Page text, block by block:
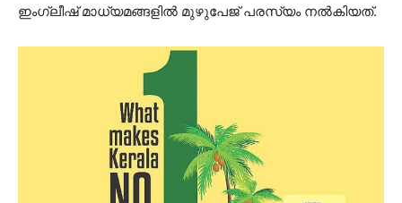
ഇംഗ്ലീഷ് മാധ്യമങ്ങളില്‍ മുഴുപേജ് പരസ്യം നല്‍കിയത്.